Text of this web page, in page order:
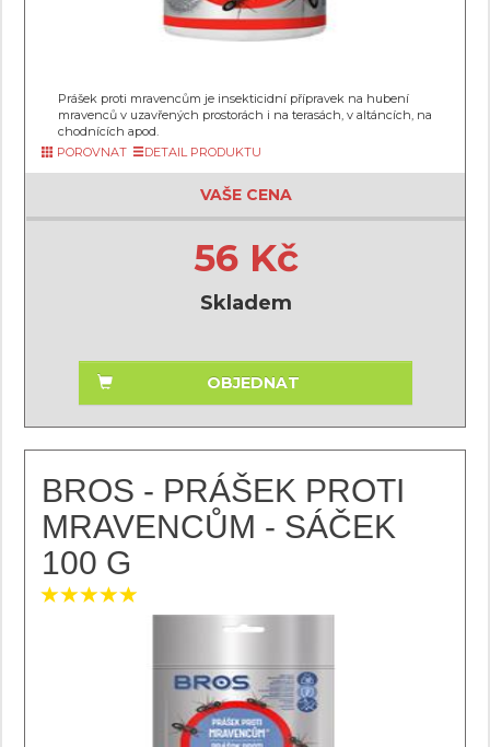
Prášek proti mravencům je insekticidní přípravek na hubení
mravenců v uzavřených prostorách i na terasách, v altáncích, na
chodnících apod.
POROVNAT
DETAIL PRODUKTU
VAŠE CENA
56 Kč
Skladem
OBJEDNAT
BROS - PRÁŠEK PROTI
MRAVENCŮM - SÁČEK
100 G